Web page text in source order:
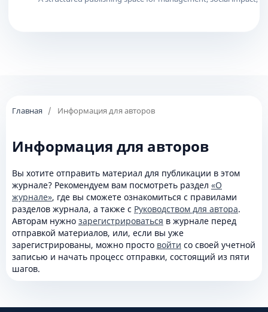
Главная / Информация для авторов
Информация для авторов
Вы хотите отправить материал для публикации в этом
журнале? Рекомендуем вам посмотреть раздел «О
журнале», где вы сможете ознакомиться с правилами
разделов журнала, а также с Руководством для автора.
Авторам нужно зарегистрироваться в журнале перед
отправкой материалов, или, если вы уже
зарегистрированы, можно просто войти со своей учетной
записью и начать процесс отправки, состоящий из пяти
шагов.